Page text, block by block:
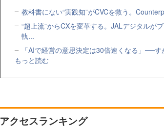
教科書にない“実践知”がCVCを救う。
“超上流”からCXを変革する。JALデジタルが
軌...
「AIで経営の意思決定は30倍速くなる」──
もっと読む
アクセスランキング